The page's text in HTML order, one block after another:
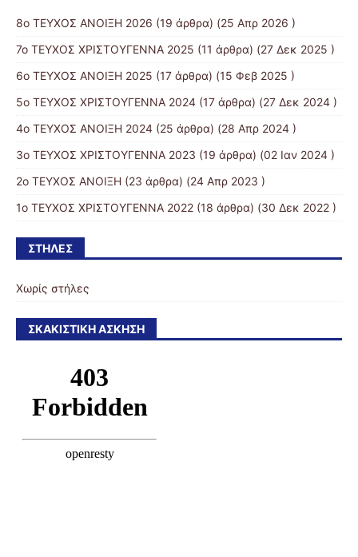
8ο ΤΕΥΧΟΣ ΑΝΟΙΞΗ 2026 (19 άρθρα) (25 Απρ 2026 )
7ο ΤΕΥΧΟΣ ΧΡΙΣΤΟΥΓΕΝΝΑ 2025 (11 άρθρα) (27 Δεκ 2025 )
6ο ΤΕΥΧΟΣ ΑΝΟΙΞΗ 2025 (17 άρθρα) (15 Φεβ 2025 )
5ο ΤΕΥΧΟΣ ΧΡΙΣΤΟΥΓΕΝΝΑ 2024 (17 άρθρα) (27 Δεκ 2024 )
4o ΤΕΥΧΟΣ ΑΝΟΙΞΗ 2024 (25 άρθρα) (28 Απρ 2024 )
3ο ΤΕΥΧΟΣ ΧΡΙΣΤΟΥΓΕΝΝΑ 2023 (19 άρθρα) (02 Ιαν 2024 )
2ο ΤΕΥΧΟΣ ΑΝΟΙΞΗ (23 άρθρα) (24 Απρ 2023 )
1ο ΤΕΥΧΟΣ ΧΡΙΣΤΟΥΓΕΝΝΑ 2022 (18 άρθρα) (30 Δεκ 2022 )
ΣΤΉΛΕΣ
Χωρίς στήλες
ΣΚΑΚΙΣΤΙΚΉ ΆΣΚΗΣΗ